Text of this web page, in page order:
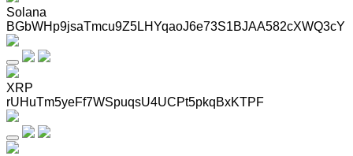
Solana
BGbWHp9jsaTmcu9Z5LHYqaoJ6e73S1BJAA582cXWQ3cY
XRP
rUHuTm5yeFf7WSpuqsU4UCPt5pkqBxKTPF